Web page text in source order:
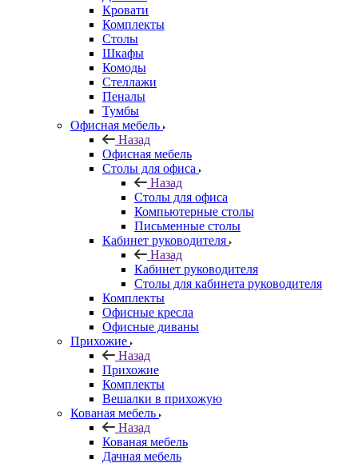
Кровати
Комплекты
Столы
Шкафы
Комоды
Стеллажи
Пеналы
Тумбы
Офисная мебель
Назад
Офисная мебель
Столы для офиса
Назад
Столы для офиса
Компьютерные столы
Письменные столы
Кабинет руководителя
Назад
Кабинет руководителя
Столы для кабинета руководителя
Комплекты
Офисные кресла
Офисные диваны
Прихожие
Назад
Прихожие
Комплекты
Вешалки в прихожую
Кованая мебель
Назад
Кованая мебель
Дачная мебель